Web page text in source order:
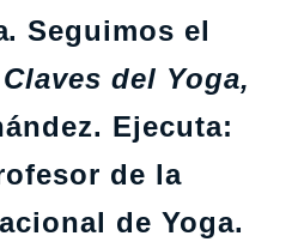
Seguimos el
Claves del Yoga,
Ejecuta:
de la
de Yoga.